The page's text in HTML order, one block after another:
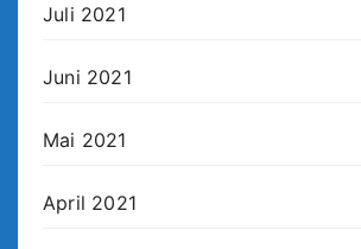
Juli 2021
Juni 2021
Mai 2021
April 2021